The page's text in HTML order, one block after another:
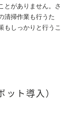
とがありません。さ
清掃作業も行うた
もしっかりと行うこ
ト導入）